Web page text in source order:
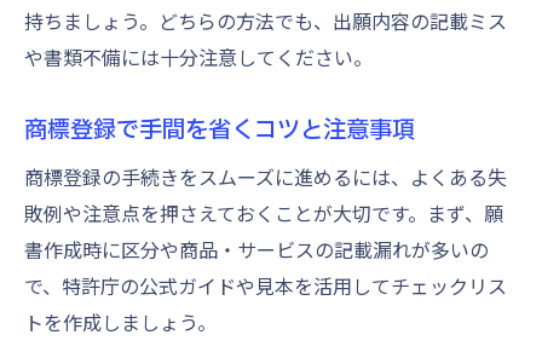
持ちましょう。どちらの方法でも、出願内容の記載ミス
や書類不備には十分注意してください。
商標登録で手間を省くコツと注意事項
商標登録の手続きをスムーズに進めるには、よくある失
敗例や注意点を押さえておくことが大切です。まず、願
書作成時に区分や商品・サービスの記載漏れが多いの
で、特許庁の公式ガイドや見本を活用してチェックリス
トを作成しましょう。